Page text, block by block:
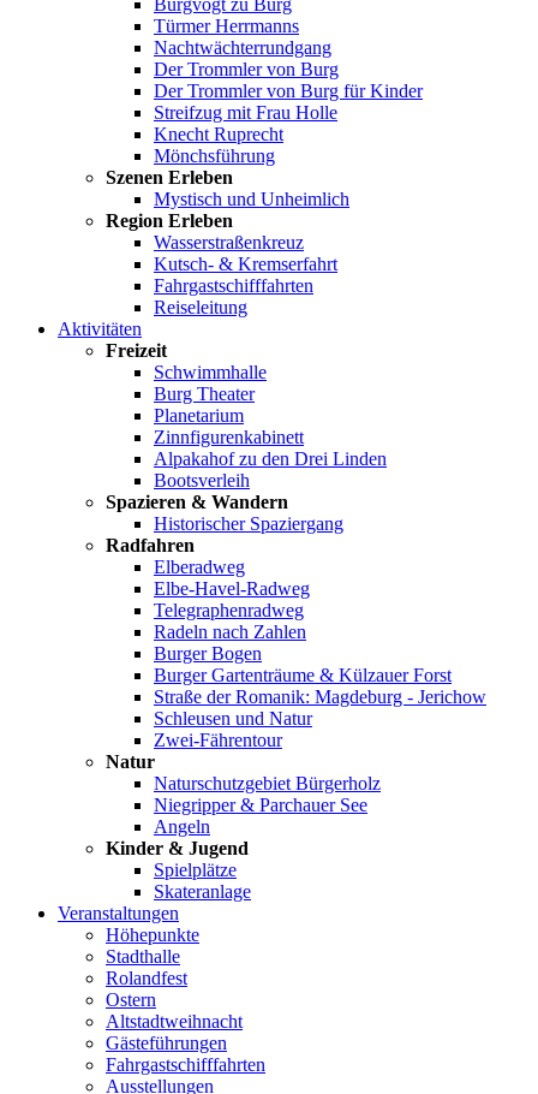
Burgvogt zu Burg
Türmer Herrmanns
Nachtwächterrundgang
Der Trommler von Burg
Der Trommler von Burg für Kinder
Streifzug mit Frau Holle
Knecht Ruprecht
Mönchsführung
Szenen Erleben
Mystisch und Unheimlich
Region Erleben
Wasserstraßenkreuz
Kutsch- & Kremserfahrt
Fahrgastschifffahrten
Reiseleitung
Aktivitäten
Freizeit
Schwimmhalle
Burg Theater
Planetarium
Zinnfigurenkabinett
Alpakahof zu den Drei Linden
Bootsverleih
Spazieren & Wandern
Historischer Spaziergang
Radfahren
Elberadweg
Elbe-Havel-Radweg
Telegraphenradweg
Radeln nach Zahlen
Burger Bogen
Burger Gartenträume & Külzauer Forst
Straße der Romanik: Magdeburg - Jerichow
Schleusen und Natur
Zwei-Fährentour
Natur
Naturschutzgebiet Bürgerholz
Niegripper & Parchauer See
Angeln
Kinder & Jugend
Spielplätze
Skateranlage
Veranstaltungen
Höhepunkte
Stadthalle
Rolandfest
Ostern
Altstadtweihnacht
Gästeführungen
Fahrgastschifffahrten
Ausstellungen